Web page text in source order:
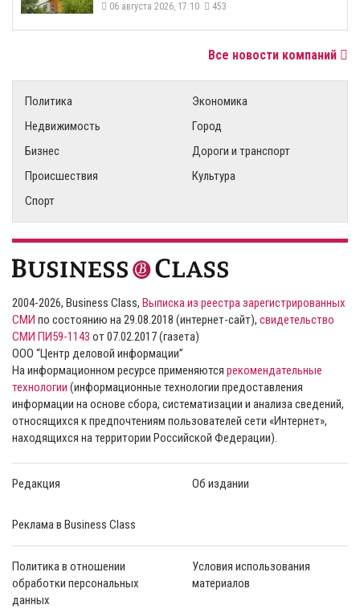
06 августа 2026, 17:10 453
Все новости компаний
Политика
Экономика
Недвижимость
Город
Бизнес
Дороги и транспорт
Происшествия
Культура
Спорт
2004-2026, Business Class, Выписка из реестра зарегистрированных
СМИ по состоянию на 29.08.2018 (интернет-сайт), свидетельство
СМИ ПИ59-1143 от 07.02.2017 (газета)
ООО “Центр деловой информации”
На информационном ресурсе применяются рекомендательные
технологии (информационные технологии предоставления
информации на основе сбора, систематизации и анализа сведений,
относящихся к предпочтениям пользователей сети «Интернет»,
находящихся на территории Российской Федерации).
Редакция Об издании
Реклама в Business Class
Политика в отношении
обработки персональных
данных
Условия использования
материалов